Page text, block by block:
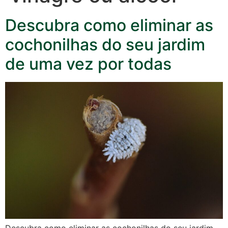
Descubra como eliminar as
cochonilhas do seu jardim
de uma vez por todas